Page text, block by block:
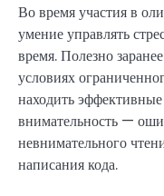
Во время участия в
умение управлять
время. Полезно
условиях
находить
внимательность —
невнимательного
написания кода.